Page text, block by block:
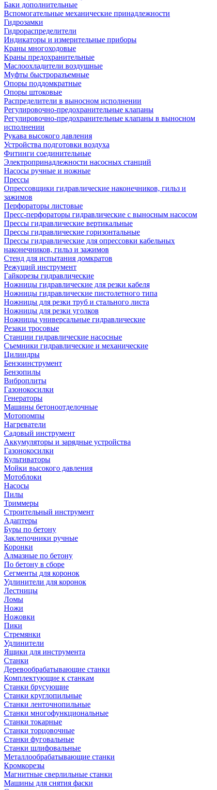
Баки дополнительные
Вспомогательные механические принадлежности
Гидрозамки
Гидрораспределители
Индикаторы и измерительные приборы
Краны многоходовые
Краны предохранительные
Маслоохладители воздушные
Муфты быстроразъемные
Опоры поддомкратные
Опоры штоковые
Распределители в выносном исполнении
Регулировочно-предохранительные клапаны
Регулировочно-предохранительные клапаны в выносном
исполнении
Рукава высокого давления
Устройства подготовки воздуха
Фитинги соединительные
Электропринадлежности насосных станций
Насосы ручные и ножные
Прессы
Опрессовщики гидравлические наконечников, гильз и
зажимов
Перфораторы листовые
Пресс-перфораторы гидравлические с выносным насосом
Прессы гидравлические вертикальные
Прессы гидравлические горизонтальные
Прессы гидравлические для опрессовки кабельных
наконечников, гильз и зажимов
Стенд для испытания домкратов
Режущий инструмент
Гайкорезы гидравлические
Ножницы гидравлические для резки кабеля
Ножницы гидравлические пистолетного типа
Ножницы для резки труб и стального листа
Ножницы для резки уголков
Ножницы универсальные гидравлические
Резаки тросовые
Станции гидравлические насосные
Съемники гидравлические и механические
Цилиндры
Бензоинструмент
Бензопилы
Виброплиты
Газонокосилки
Генераторы
Машины бетоноотделочные
Мотопомпы
Нагреватели
Садовый инструмент
Аккумуляторы и зарядные устройства
Газонокосилки
Культиваторы
Мойки высокого давления
Мотоблоки
Насосы
Пилы
Триммеры
Строительный инструмент
Адаптеры
Буры по бетону
Заклепочники ручные
Коронки
Алмазные по бетону
По бетону в сборе
Сегменты для коронок
Удлинители для коронок
Лестницы
Ломы
Ножи
Ножовки
Пики
Стремянки
Удлинители
Ящики для инструмента
Станки
Деревообрабатывающие станки
Комплектующие к станкам
Станки брусующие
Станки круглопильные
Станки ленточнопильные
Станки многофункциональные
Станки токарные
Станки торцовочные
Станки фуговальные
Станки шлифовальные
Металлообрабатывающие станки
Кромкорезы
Магнитные сверлильные станки
Машины для снятия фаски